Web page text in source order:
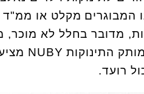
המבוגרים מקלט או
מדובר בחלל לא
רועד.